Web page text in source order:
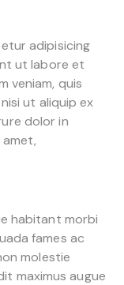
adipisicing
ut labore et
veniam, quis
ut aliquip ex
dolor in
habitant morbi
fames ac
molestie
maximus augue